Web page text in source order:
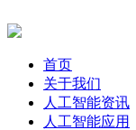
首页
关于我们
人工智能资讯
人工智能应用